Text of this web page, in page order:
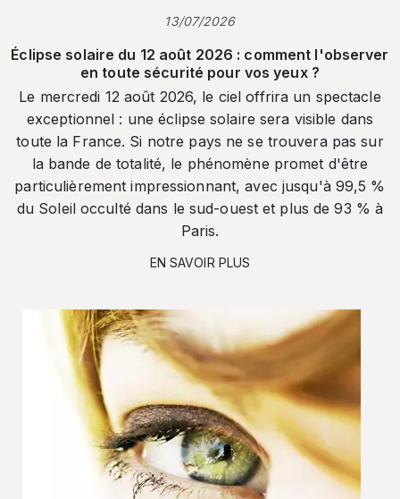
13/07/2026
Éclipse solaire du 12 août 2026 : comment l'observer
en toute sécurité pour vos yeux ?
Le mercredi 12 août 2026, le ciel offrira un spectacle
exceptionnel : une éclipse solaire sera visible dans
toute la France. Si notre pays ne se trouvera pas sur
la bande de totalité, le phénomène promet d'être
particulièrement impressionnant, avec jusqu'à 99,5 %
du Soleil occulté dans le sud-ouest et plus de 93 % à
Paris.
EN SAVOIR PLUS